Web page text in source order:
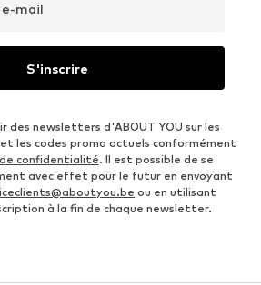
mail
S'inscrire
des newsletters d'ABOUT YOU sur les
les codes promo actuels conformément
confidentialité. Il est possible de se
avec effet pour le futur en envoyant
ou en utilisant
à la fin de chaque newsletter.